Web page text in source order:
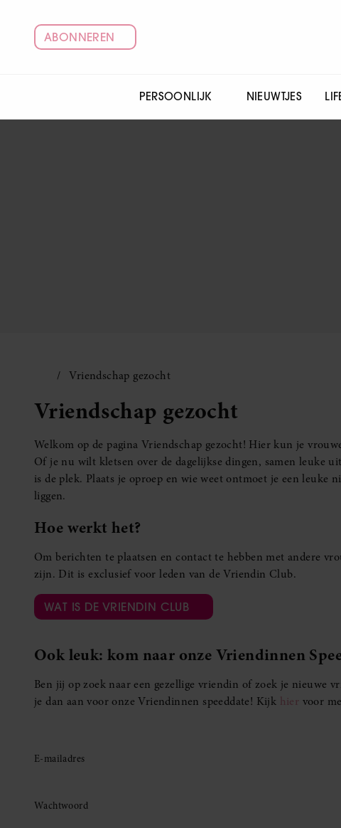
ABONNEREN
PERSOONLIJK NIEUWTJES
Vriendschap gezocht
Vriendschap gezocht
Welkom op de pagina Vriendschap gezocht! Hier kun je
Of je nu wilt kletsen over de dagelijkse dingen, samen leuke
is de plek. Plaats je oproep en wie weet ontmoet je een leuke
liggen.
Hoe werkt het?
Om berichten te plaatsen en contact te hebben met andere
zijn. Dit is exclusief voor leden van de Vriendin Club.
WAT IS DE VRIENDIN CLUB
Ook leuk: kom naar onze Vriendinnen
Ben jij op zoek naar een gezellige vriendin of zoek je nieuwe
je dan aan voor onze Vriendinnen speeddate! Kijk hier voor
E-mailadres
Wachtwoord